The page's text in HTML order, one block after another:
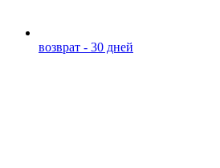
возврат - 30 дней